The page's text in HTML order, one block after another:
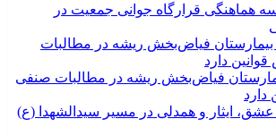
هماهنگی قرارگاه جوانی جمعیت در
فیاض‌بخش ریشه در مطالبات صنفی
دارد